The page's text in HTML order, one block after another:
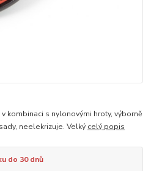
kombinaci s nylonovými hroty, výborně
neelekrizuje. Velký celý popis
do 30 dnů